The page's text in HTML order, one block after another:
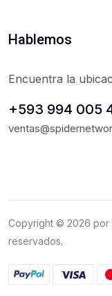
Hablemos
Encuentra la
+593 994 005
Copyright © 2026 por
reservados.